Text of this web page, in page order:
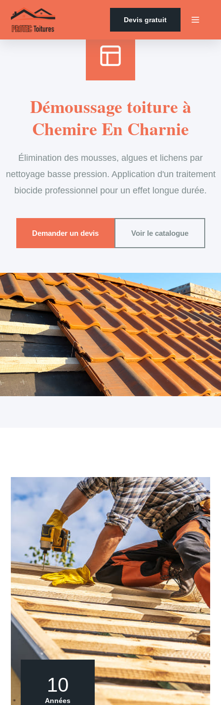
Devis gratuit
Démoussage toiture à
Chemire En Charnie
Élimination des mousses, algues et lichens par
nettoyage basse pression. Application d'un traitement
biocide professionnel pour un effet longue durée.
Demander un devis Voir le catalogue
10
Années